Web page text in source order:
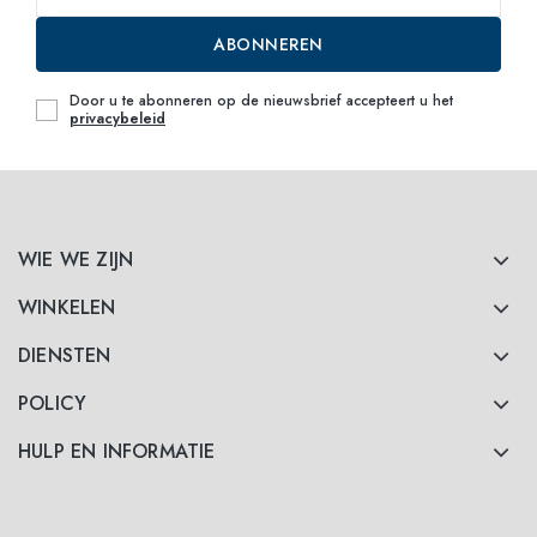
WIE WE ZIJN
WINKELEN
DIENSTEN
POLICY
HULP EN INFORMATIE
ABONNEREN
Door u te abonneren op de nieuwsbrief accepteert u het
privacybeleid